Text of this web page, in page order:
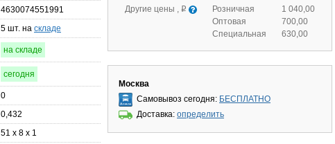
Другие цены , q Розничная
1 040,00
Оптовая
700,00
Специальная
630,00
Москва
Самовывоз сегодня: БЕСПЛАТНО
Доставка: определить
4630074551991
5 шт. на складе
на складе
сегодня
0
0,432
51 x 8 x 1